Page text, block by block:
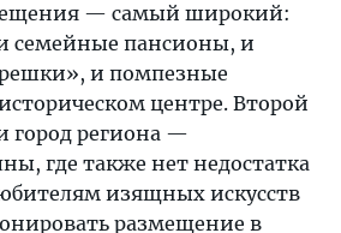
— самый широкий:
семейные пансионы, и
и помпезные
центре. Второй
город региона —
где также нет недостатка
изящных искусств
размещение в